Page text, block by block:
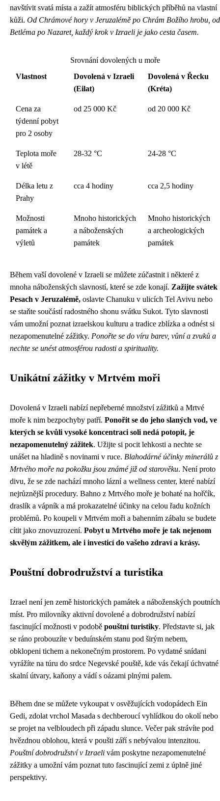
navštívit svatá místa a zažít atmosféru biblických příběhů na vlastní
kůži. Od Chrámové hory v Jeruzalémě po Chrám Božího hrobu, od
Betléma po Nazaret, každý krok v Izraeli je jako cesta časem.
Srovnání dovolených u moře
Vlastnost
Dovolená v Izraeli
(Eilat)
Dovolená v Řecku
(Kréta)
Cena za
týdenní pobyt
pro 2 osoby
od 25 000 Kč od 20 000 Kč
Teplota moře
v létě
28-32 °C 24-28 °C
Délka letu z
Prahy
cca 4 hodiny cca 2,5 hodiny
Možnosti
památek a
výletů
Mnoho historických
a náboženských
památek
Mnoho historických
a archeologických
památek
Během vaší dovolené v Izraeli se můžete zúčastnit i některé z
mnoha náboženských slavností, které se zde konají. Zažijte svátek
Pesach v Jeruzalémě, oslavte Chanuku v ulicích Tel Avivu nebo
se staňte součástí radostného shonu svátku Sukot. Tyto slavnosti
vám umožní poznat izraelskou kulturu a tradice zblízka a odnést si
nezapomenutelné zážitky. Ponořte se do víru barev, vůní a zvuků a
nechte se unést atmosférou radosti a spirituality.
Unikátní zážitky v Mrtvém moři
Dovolená v Izraeli nabízí nepřeberné množství zážitků a Mrtvé
moře k nim bezpochyby patří. Ponořit se do jeho slaných vod, ve
kterých se kvůli vysoké koncentraci soli nedá potopit, je
nezapomenutelný zážitek. Užijte si pocit lehkosti a nechte se
unášet na hladině s novinami v ruce. Blahodárné účinky minerálů z
Mrtvého moře na pokožku jsou známé již od starověku. Není proto
divu, že se zde nachází mnoho lázní a wellness center, které nabízí
nejrůznější procedury. Bahno z Mrtvého moře je bohaté na hořčík,
draslík a vápník a má prokazatelné účinky na celou řadu kožních
problémů. Po koupeli v Mrtvém moři a bahenním zábalu se budete
cítit jako znovuzrození. Pobyt u Mrtvého moře je tak nejenom
skvělým zážitkem, ale i investicí do vašeho zdraví a krásy.
Pouštní dobrodružství a turistika
Izrael není jen země historických památek a náboženských poutních
míst. Pro milovníky aktivní dovolené a dobrodružství nabízí
fascinující možnosti v podobě pouštní turistiky. Představte si, jak
se ráno probouzíte v beduínském stanu pod širým nebem,
obklopeni tichem a nekonečným prostorem. Po vydatné snídani
vyrážíte na túru do srdce Negevské pouště, kde vás čekají úchvatné
skalní útvary, kaňony a vádí s oázami plnými palem.
Během dne se můžete vykoupat v osvěžujících vodopádech Ein
Gedi, zdolat vrchol Masada s dechberoucí vyhlídkou do okolí nebo
se projet na velbloudech při západu slunce. Večer pak strávíte pod
hvězdnou oblohou, která v poušti září s nebývalou intenzitou.
Pouštní dobrodružství v Izraeli vám poskytne nezapomenutelné
zážitky a umožní vám poznat tuto fascinující zemi z úplně jiné
perspektivy.